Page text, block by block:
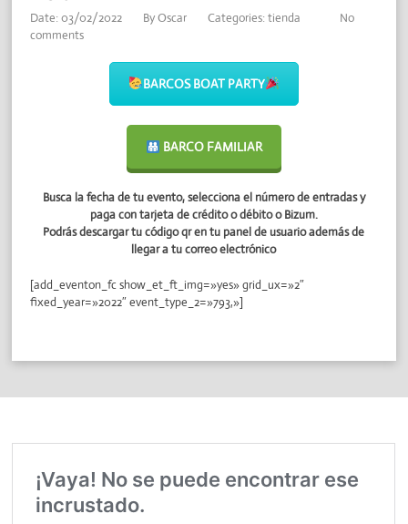
Date: 03/02/2022 ByOscar Categories:tienda
No
comments
BARCOS BOAT PARTY
BARCO FAMILIAR
Busca la fecha de tu evento, selecciona el número de entradas y
paga con tarjeta de crédito o débito o Bizum.
Podrás descargar tu código qr en tu panel de usuario además de
llegar a tu correo electrónico
[add_eventon_fc show_et_ft_img=»yes» grid_ux=»2″
fixed_year=»2022″ event_type_2=»793,»]